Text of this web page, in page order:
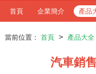
首頁 企業簡介 產品
當前位置： 首頁 > 產品大全
汽車銷